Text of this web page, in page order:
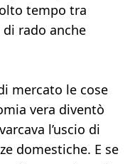
tempo tra
di rado anche
mercato le cose
vera diventò
l’uscio di
domestiche. E se